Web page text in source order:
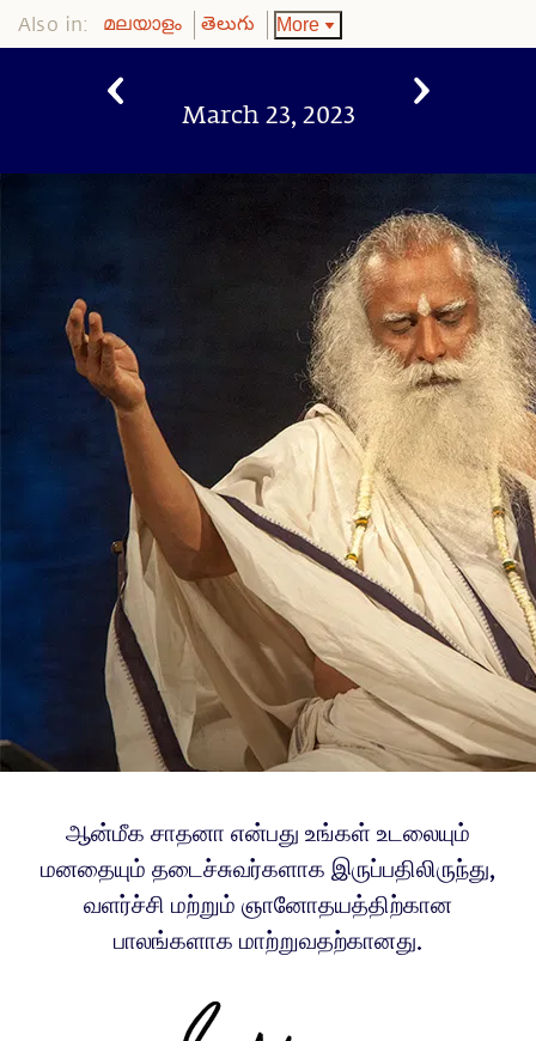
Also in: മലയാളം తెలుగు More
March 23, 2023
ஆன்மீக சாதனா என்பது உங்கள் உடலையும்
மனதையும் தடைச்சுவர்களாக இருப்பதிலிருந்து,
வளர்ச்சி மற்றும் ஞானோதயத்திற்கான
பாலங்களாக மாற்றுவதற்கானது.